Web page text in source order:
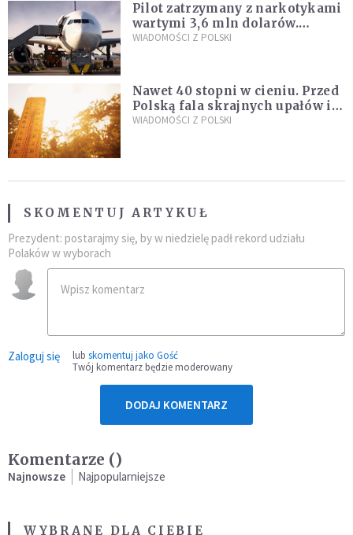
Pilot zatrzymany z narkotykami
wartymi 3,6 mln dolarów.
Śledczy podejrzewają, że latał
WIADOMOŚCI Z POLSKI
Nawet 40 stopni w cieniu. Przed
Polską fala skrajnych upałów i
gwałtowne burze
WIADOMOŚCI Z POLSKI
SKOMENTUJ ARTYKUŁ
Prezydent: postarajmy się, by w niedzielę padł rekord udziału
Polaków w wyborach
Zaloguj się lub skomentuj jako Gość
Twój komentarz będzie moderowany
DODAJ KOMENTARZ
Komentarze ()
Najnowsze Najpopularniejsze
WYBRANE DLA CIEBIE